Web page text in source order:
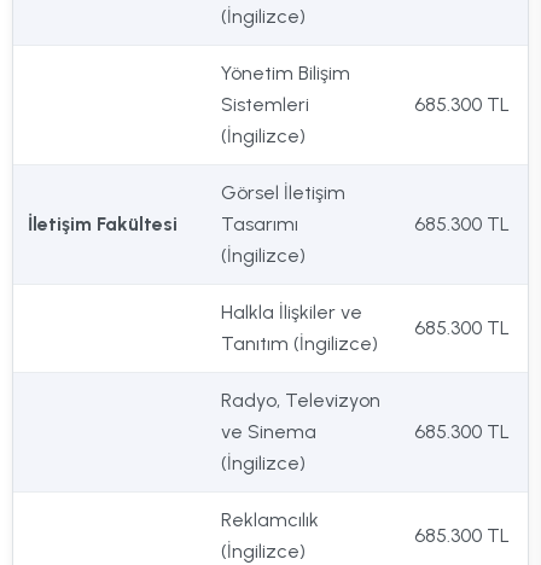
(İngilizce)
Yönetim Bilişim
Sistemleri
(İngilizce)
685.300 TL
İletişim Fakültesi
Görsel İletişim
Tasarımı
(İngilizce)
685.300 TL
Halkla İlişkiler ve
Tanıtım (İngilizce)
685.300 TL
Radyo, Televizyon
ve Sinema
(İngilizce)
685.300 TL
Reklamcılık
(İngilizce)
685.300 TL